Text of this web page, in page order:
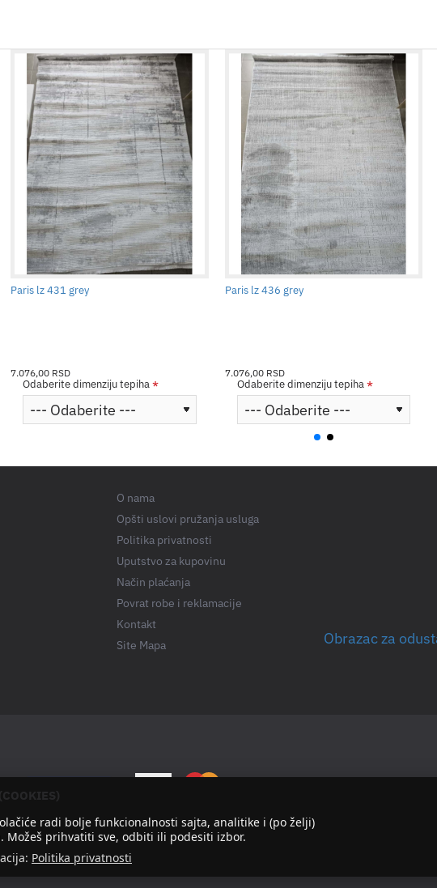
Paris lz 431 grey
7.076,00 RSD
Odaberite dimenziju tepiha
Paris lz 436 grey
7.076,00 RSD
Odaberite dimenziju tepiha
O nama
Opšti uslovi pružanja usluga
Politika privatnosti
Uputstvo za kupovinu
Način plaćanja
Povrat robe i reklamacije
Kontakt
Site Mapa
Obrazac za
radi bolje funkcionalnosti sajta, analitike i (po želji)
Možeš prihvatiti sve, odbiti ili podesiti izbor.
Politika privatnosti